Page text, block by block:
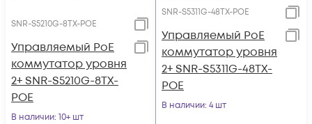
SNR-S5210G-8TX-POE
Управляемый PoE
коммутатор уровня
2+ SNR-S5210G-8TX-
POE
В наличии: 10+ шт
SNR-S5311G-48TX-POE
Управляемый PoE
коммутатор уровня
2+ SNR-S5311G-48TX-
POE
В наличии: 4 шт